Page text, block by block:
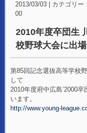
2013/03/03 カテゴリー :
00
2010年度卒団生
校野球大会に出場
第85回記念選抜高等学校
して
2010年度府中広島’2000卒
います。
http://www.young-